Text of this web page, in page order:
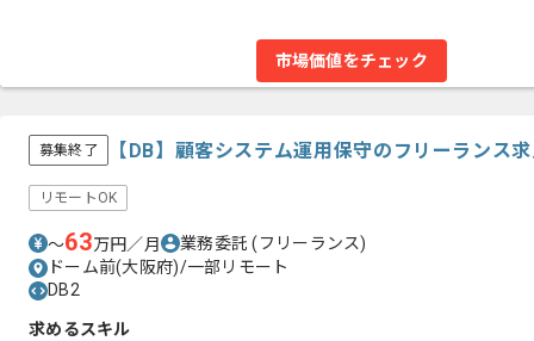
市場価値をチェック
募集終了 【DB】顧客システム運⽤保守のフリーランス
リモートOK
〜63万円／月 業務委託(フリーランス)
ドーム前(大阪府)/一部リモート
DB2
求めるスキル